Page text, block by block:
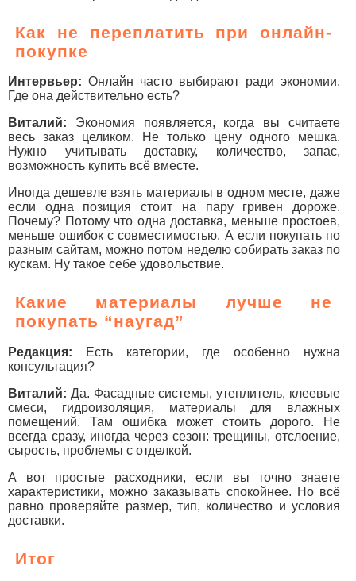
Как не переплатить при онлайн-
покупке
Интервьер: Онлайн часто выбирают ради экономии.
Где она действительно есть?
Виталий: Экономия появляется, когда вы считаете
весь заказ целиком. Не только цену одного мешка.
Нужно учитывать доставку, количество, запас,
возможность купить всё вместе.
Иногда дешевле взять материалы в одном месте, даже
если одна позиция стоит на пару гривен дороже.
Почему? Потому что одна доставка, меньше простоев,
меньше ошибок с совместимостью. А если покупать по
разным сайтам, можно потом неделю собирать заказ по
кускам. Ну такое себе удовольствие.
Какие материалы лучше не
покупать “наугад”
Редакция: Есть категории, где особенно нужна
консультация?
Виталий: Да. Фасадные системы, утеплитель, клеевые
смеси, гидроизоляция, материалы для влажных
помещений. Там ошибка может стоить дорого. Не
всегда сразу, иногда через сезон: трещины, отслоение,
сырость, проблемы с отделкой.
А вот простые расходники, если вы точно знаете
характеристики, можно заказывать спокойнее. Но всё
равно проверяйте размер, тип, количество и условия
доставки.
Итог